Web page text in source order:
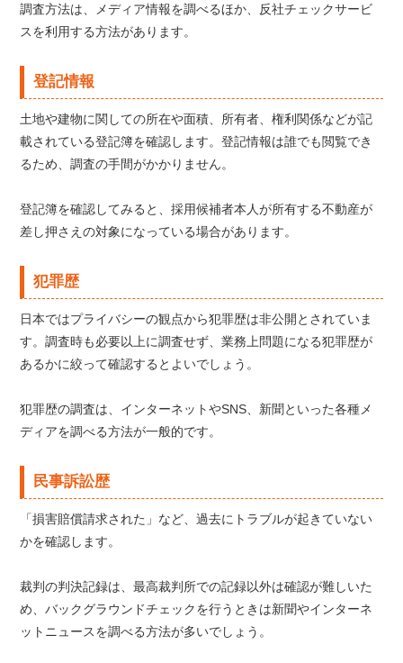
調査方法は、メディア情報を調べるほか、反社チェックサービ
スを利用する方法があります。
登記情報
土地や建物に関しての所在や面積、所有者、権利関係などが記
載されている登記簿を確認します。登記情報は誰でも閲覧でき
るため、調査の手間がかかりません。
登記簿を確認してみると、採用候補者本人が所有する不動産が
差し押さえの対象になっている場合があります。
犯罪歴
日本ではプライバシーの観点から犯罪歴は非公開とされていま
す。調査時も必要以上に調査せず、業務上問題になる犯罪歴が
あるかに絞って確認するとよいでしょう。
犯罪歴の調査は、インターネットやSNS、新聞といった各種メ
ディアを調べる方法が一般的です。
民事訴訟歴
「損害賠償請求された」など、過去にトラブルが起きていない
かを確認します。
裁判の判決記録は、最高裁判所での記録以外は確認が難しいた
め、バックグラウンドチェックを行うときは新聞やインターネ
ットニュースを調べる方法が多いでしょう。